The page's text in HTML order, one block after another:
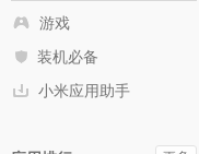
游戏
装机必备
小米应用助手